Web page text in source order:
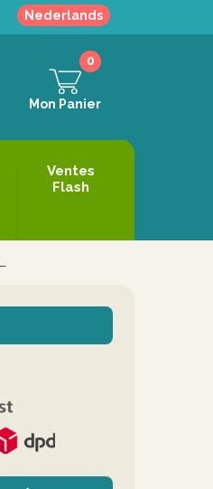
Nederlands
Mon Panier
0
Ventes
Flash